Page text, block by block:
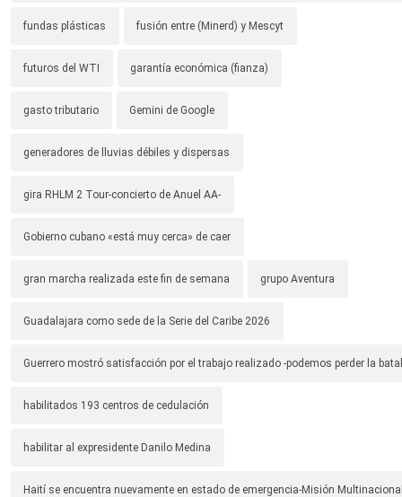
fundas plásticas fusión entre (Minerd) y Mescyt
futuros del WTI garantía económica (fianza)
gasto tributario Gemini de Google
generadores de lluvias débiles y dispersas
gira RHLM 2 Tour-concierto de Anuel AA-
Gobierno cubano «está muy cerca» de caer
gran marcha realizada este fin de semana grupo Aventura
Guadalajara como sede de la Serie del Caribe 2026
Guerrero mostró satisfacción por el trabajo realizado -podemos perder la
habilitados 193 centros de cedulación
habilitar al expresidente Danilo Medina
Haití se encuentra nuevamente en estado de emergencia-Misión